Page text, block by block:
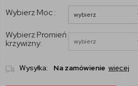
Wybierz Moc :
Wybierz Promień
krzywizny:
Wysyłka: Na zamówienie więcej